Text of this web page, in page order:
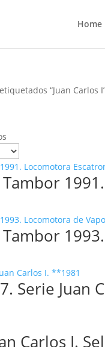
Home
“Juan Carlos
Serie Juan
Carlos I.